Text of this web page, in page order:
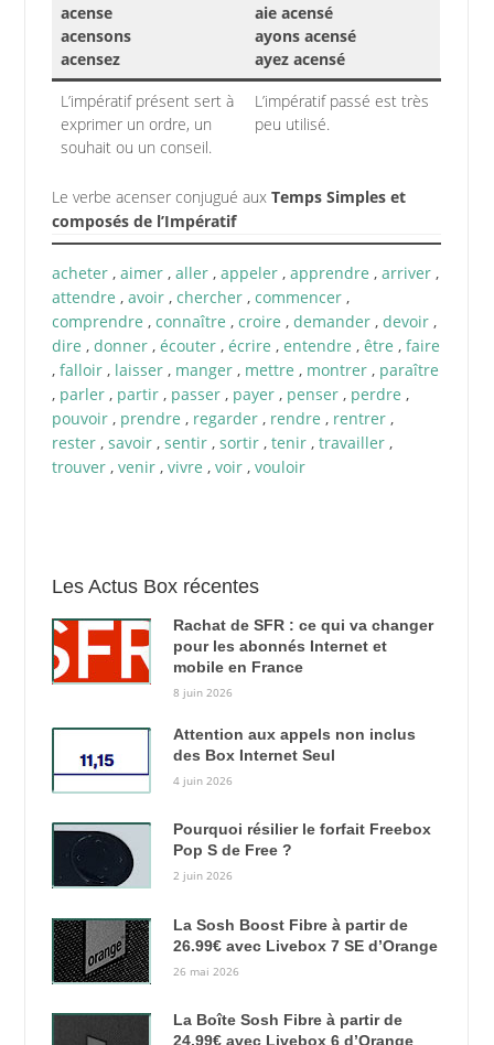
acense
acensons
acensez
aie acensé
ayons acensé
ayez acensé
L’impératif présent sert à
exprimer un ordre, un
souhait ou un conseil.
L’impératif passé est très
peu utilisé.
Le verbe acenser conjugué aux Temps Simples et
composés de l’Impératif
acheter, aimer, aller, appeler, apprendre , arriver,
attendre , avoir, chercher, commencer,
comprendre , connaître , croire , demander, devoir,
dire , donner, écouter, écrire , entendre , être , faire
, falloir, laisser, manger, mettre , montrer, paraître
, parler, partir, passer, payer, penser, perdre ,
pouvoir, prendre , regarder, rendre , rentrer,
rester, savoir, sentir, sortir, tenir, travailler,
trouver, venir, vivre , voir, vouloir
Les Actus Box récentes
Rachat de SFR : ce qui va changer
pour les abonnés Internet et
mobile en France
8 juin 2026
Attention aux appels non inclus
des Box Internet Seul
4 juin 2026
Pourquoi résilier le forfait Freebox
Pop S de Free ?
2 juin 2026
La Sosh Boost Fibre à partir de
26.99€ avec Livebox 7 SE d’Orange
26 mai 2026
La Boîte Sosh Fibre à partir de
24.99€ avec Livebox 6 d’Orange